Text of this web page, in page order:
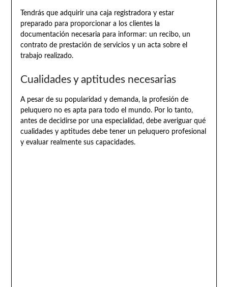
Tendrás que adquirir una caja registradora y estar
preparado para proporcionar a los clientes la
documentación necesaria para informar: un recibo, un
contrato de prestación de servicios y un acta sobre el
trabajo realizado.
Cualidades y aptitudes necesarias
A pesar de su popularidad y demanda, la profesión de
peluquero no es apta para todo el mundo. Por lo tanto,
antes de decidirse por una especialidad, debe averiguar qué
cualidades y aptitudes debe tener un peluquero profesional
y evaluar realmente sus capacidades.